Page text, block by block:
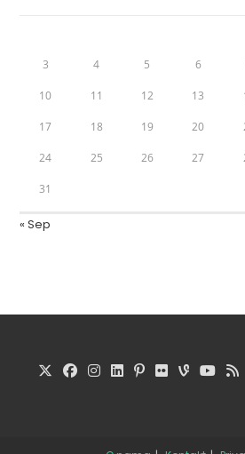
3 4 5 6
10 11 12 13
17 18 19 20
24 25 26 27
31
« Sep